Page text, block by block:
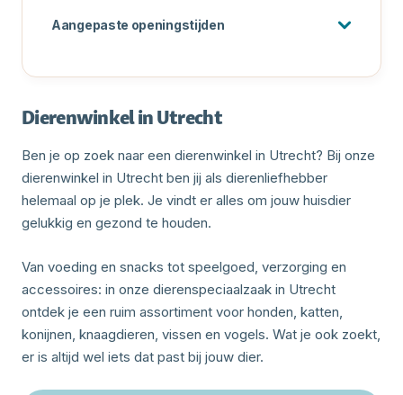
Aangepaste openingstijden
Dierenwinkel in Utrecht
Ben je op zoek naar een dierenwinkel in Utrecht? Bij onze
dierenwinkel in Utrecht ben jij als dierenliefhebber
helemaal op je plek. Je vindt er alles om jouw huisdier
gelukkig en gezond te houden.
Van voeding en snacks tot speelgoed, verzorging en
accessoires: in onze dierenspeciaalzaak in Utrecht
ontdek je een ruim assortiment voor honden, katten,
konijnen, knaagdieren, vissen en vogels. Wat je ook zoekt,
er is altijd wel iets dat past bij jouw dier.